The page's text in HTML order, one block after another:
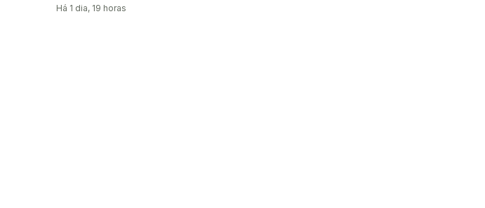
Há 1 dia, 19 horas